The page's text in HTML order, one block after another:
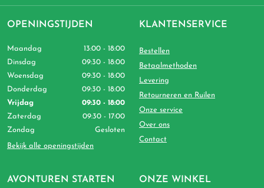
AVONTUREN STARTEN
OPENINGSTIJDEN
Maandag
13:00 - 18:00
Dinsdag
09:30 - 18:00
Woensdag
09:30 - 18:00
Donderdag
09:30 - 18:00
Vrijdag
09:30 - 18:00
Zaterdag
09:30 - 17:00
Zondag
Gesloten
Bekijk alle openingstijden
KLANTENSERVICE
Bestellen
Betaalmethoden
Levering
Retourneren en Ruilen
Onze service
Over ons
Contact
ONZE WINKEL